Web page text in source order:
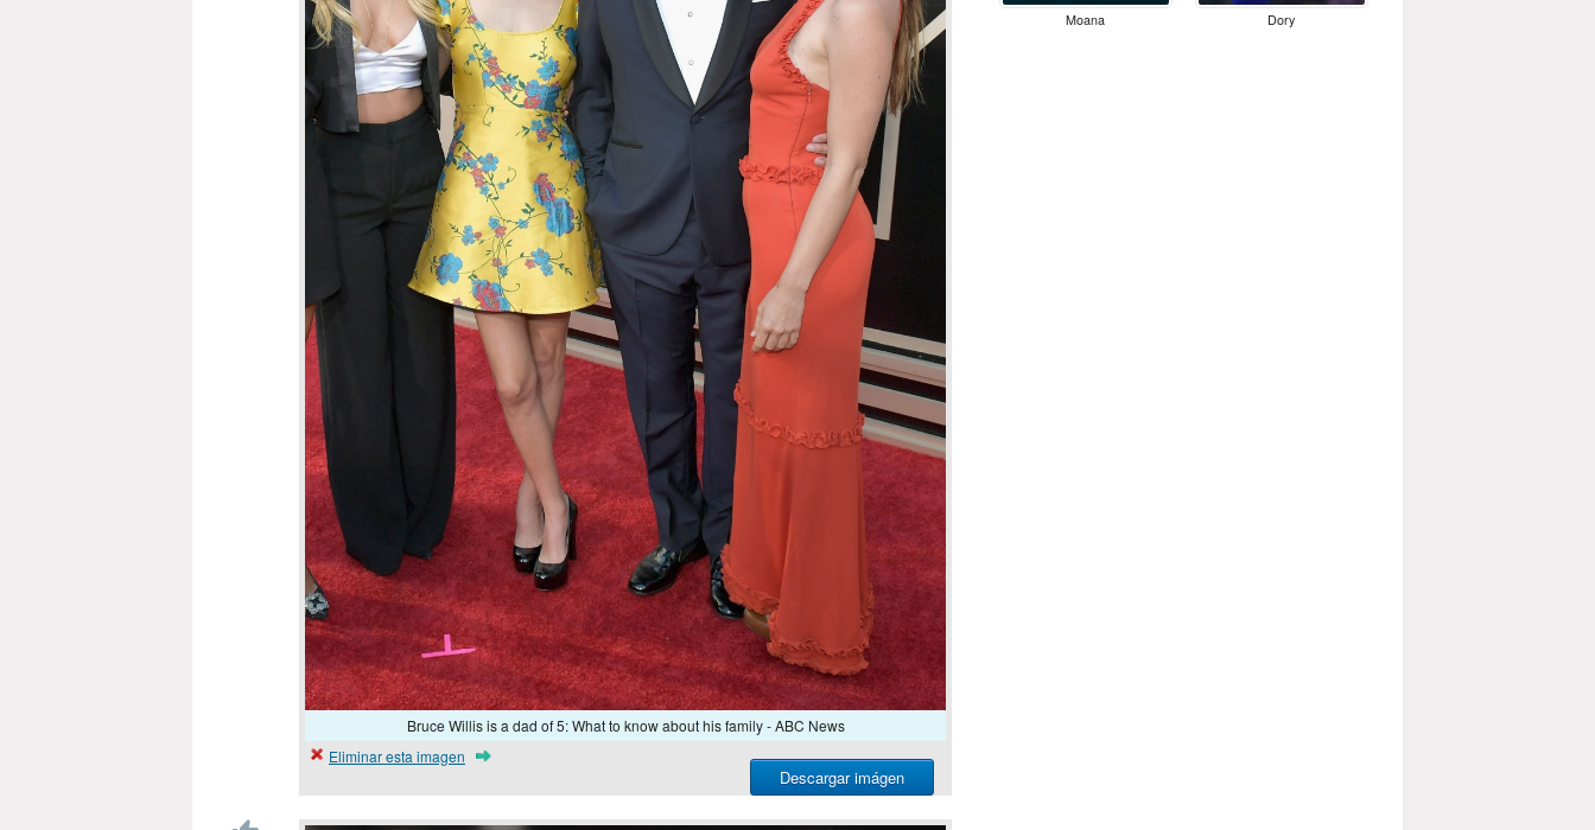
Bruce Willis is a dad of 5: What to know about his family - ABC News
Descargar imágen
Eliminar esta imagen
Moana Dory